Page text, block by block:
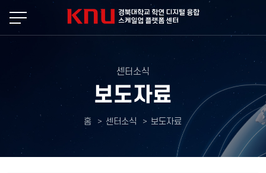
센터소식
보도자료
홈 센터소식 보도자료